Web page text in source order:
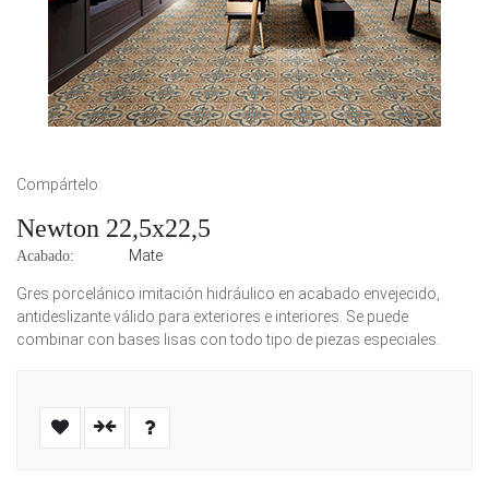
Compártelo:
Newton 22,5x22,5
Acabado: Mate
Gres porcelánico imitación hidráulico en acabado envejecido,
antideslizante válido para exteriores e interiores. Se puede
combinar con bases lisas con todo tipo de piezas especiales.